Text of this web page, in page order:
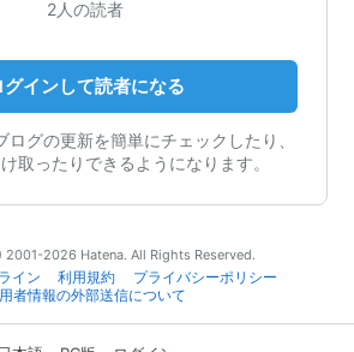
2人の読者
グインして読者になる
ログの更新を簡単にチェックしたり、
取ったりできるようになります。
2026 Hatena. All Rights Reserved.
イン 利用規約
プライバシーポリシー
者情報の外部送信について